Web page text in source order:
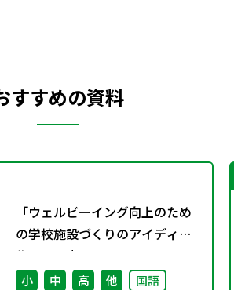
すすめの資料
「ウェルビーイング向上のため
の学校施設づくりのアイディア
集」の公表について
小 中 高 他
国語